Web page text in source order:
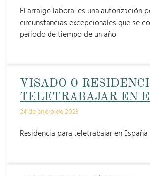
El arraigo laboral es una autorización
circunstancias excepcionales que se
periodo de tiempo de un año
VISADO O
TELETRABAJAR EN
24 de enero de 2023
Residencia para teletrabajar en España